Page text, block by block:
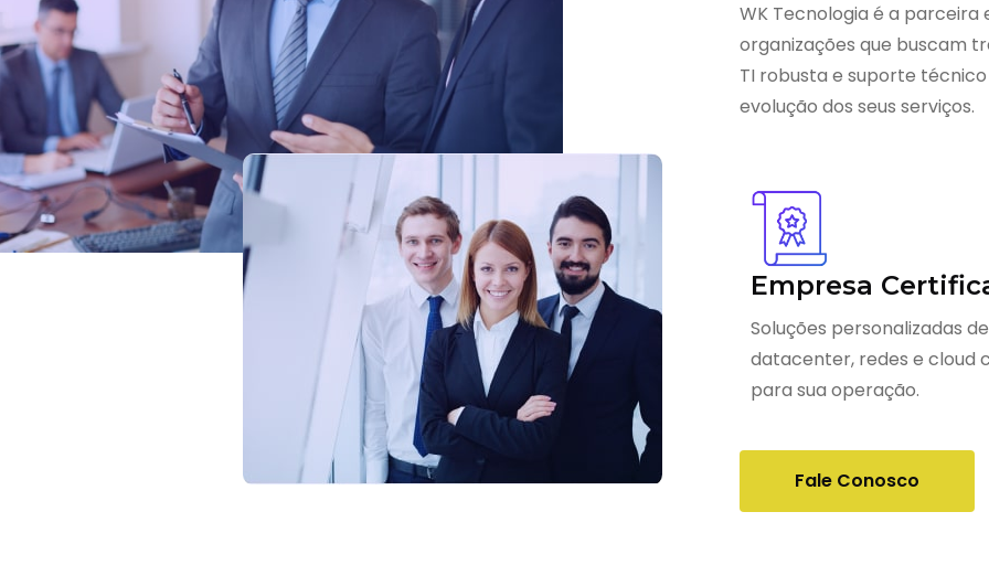
WK Tecnologia é a
organizações que buscam
TI robusta e suporte
evolução dos seus serviços.
Empresa
Soluções personalizadas de
datacenter, redes e cloud
para sua operação.
Fale Conosco